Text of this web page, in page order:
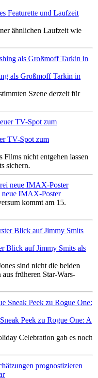
Featurette und Laufzeit
ähnlichen Laufzeit wie
als Großmoff Tarkin in
Szene derzeit für
TV-Spot zum
Films nicht entgehen lassen
sichern.
neue IMAX-Poster
kommt am 15.
Blick auf Jimmy Smits als
sind nicht die beiden
früheren Star-Wars-
Peek zu Rogue One: A
Celebration gab es noch